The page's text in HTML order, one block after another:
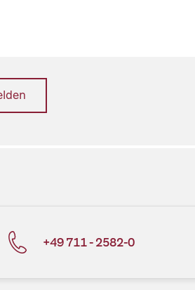
+49 711 - 2582-0